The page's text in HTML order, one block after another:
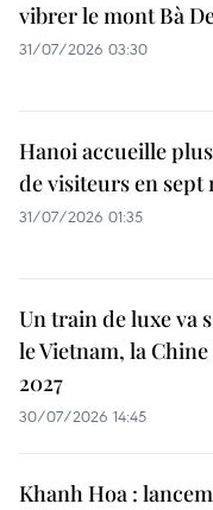
vibrer le mont Bà
31/07/2026 03:30
Hanoi accueille
de visiteurs en sept
31/07/2026 01:35
Un train de luxe va
le Vietnam, la
2027
30/07/2026 14:45
Khanh Hoa :